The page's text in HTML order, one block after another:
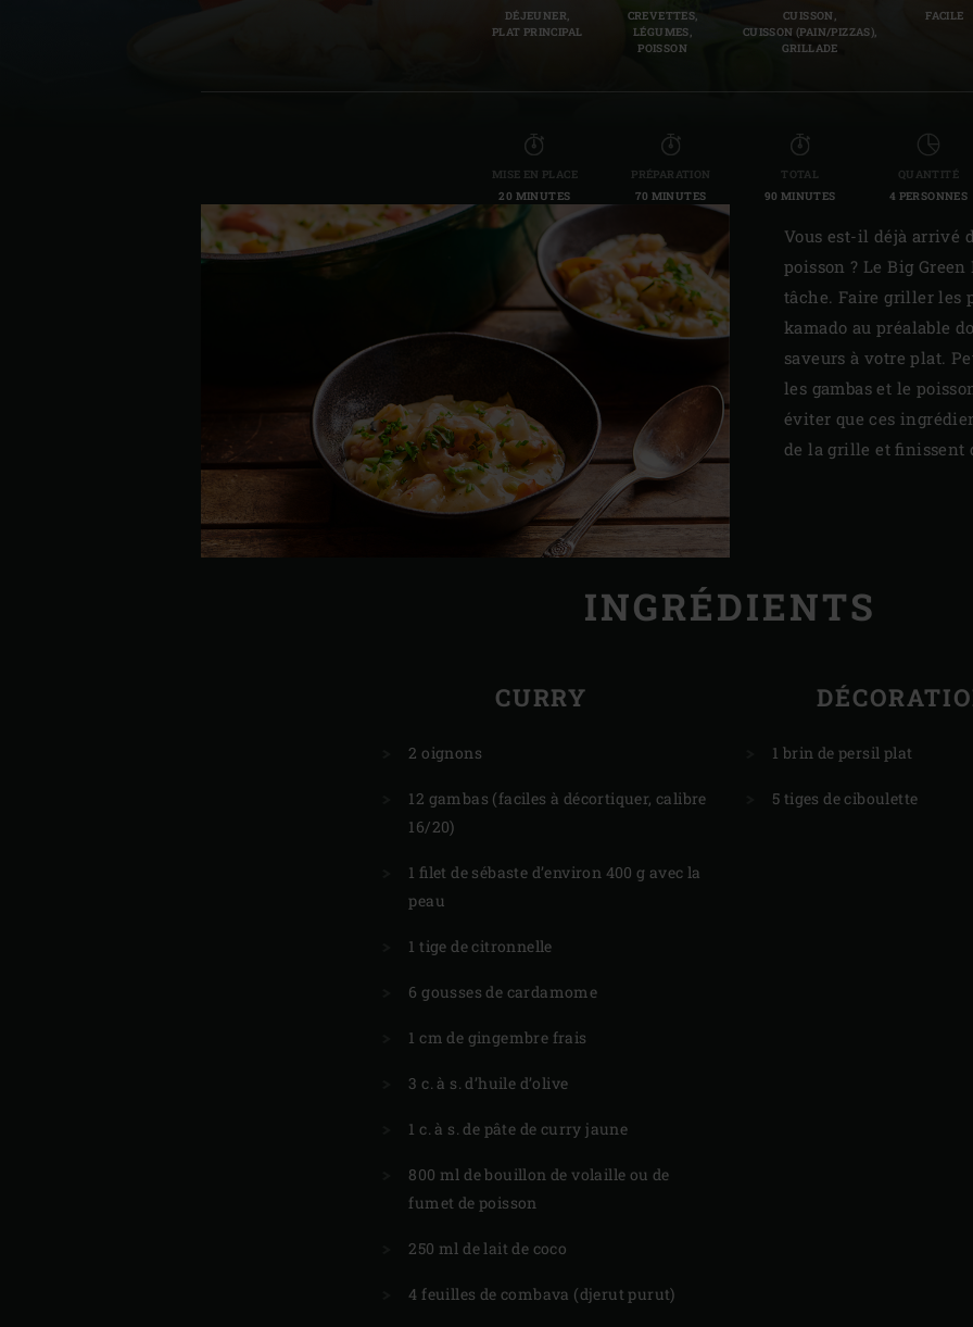
Germany | Deutschland
Greece | Ελλάδα
Slovenia | Slovenija
Switzerland
Turkey | Türkiye
DÉJEUNER,
PLAT PRINCIPAL
CREVETTES,
LÉGUMES,
POISSON
CUISSON,
CUISSON (PAIN/PIZZAS),
GRILLADE
FACILE
MISE EN PLACE
20 MINUTES
PRÉPARATION
70 MINUTES
TOTAL
90 MINUTES
QUANTITÉ
4 PERSONNES
Vous est-il déjà arrivé
poisson ? Le Big
tâche. Faire griller les
kamado au préalable
saveurs à votre plat.
les gambas et le
éviter que ces
de la grille et finissent
INGRÉDIENTS
CURRY
2 oignons
12 gambas (faciles à décortiquer, calibre
16/20)
1 filet de sébaste d’environ 400 g avec la
peau
1 tige de citronnelle
6 gousses de cardamome
1 cm de gingembre frais
3 c. à s. d’huile d’olive
1 c. à s. de pâte de curry jaune
800 ml de bouillon de volaille ou de
fumet de poisson
250 ml de lait de coco
4 feuilles de combava (djerut purut)
1 brin de persil plat
5 tiges de ciboulette